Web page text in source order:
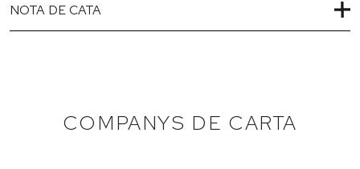
NOTA DE CATA
COMPANYS DE CARTA